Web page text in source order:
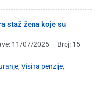
staž žena koje su
11/07/2025
Broj: 15
, Visina penzije,